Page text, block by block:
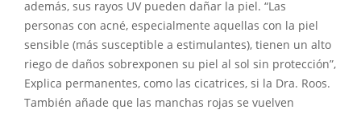
además, sus rayos UV pueden dañar la piel. “Las
personas con acné, especialmente aquellas con la piel
sensible (más susceptible a estimulantes), tienen un alto
riego de daños sobrexponen su piel al sol sin protección”,
Explica permanentes, como las cicatrices, si la Dra. Roos.
También añade que las manchas rojas se vuelven